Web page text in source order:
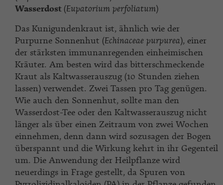
Wasserdost (Eupatorium perfoliatum)
Das Kunigundenkraut ist, ähnlich wie der
Purpurne Sonnenhut (Echinaceae purpurea), einer
der stärksten immunanregenden einheimischen
Kräuter. Am besten wird das bitterschmeckende
Kraut als Kaltwasserauszug (10 Stunden ziehen
lassen) verwendet. Zwei Tassen pro Tag genügen.
Wie auch den Sonnenhut, sollte man den
Wasserdost-Tee oder den Kaltwasserauszug nicht
länger als über einen Zeitraum von zwei Wochen
einnehmen, denn dann wird sozusagen der Bogen
überspannt und die Wirkung kehrt in ihr Gegenteil
um. Die Anwendung der Heilpflanze wird
neuerdings in Frage gestellt, da Spuren von